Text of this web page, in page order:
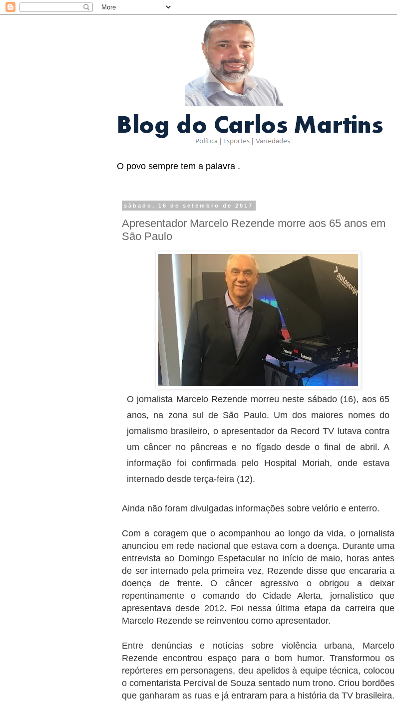
O povo sempre tem a palavra .
sábado, 16 de setembro de 2017
Apresentador Marcelo Rezende morre aos 65 anos em
São Paulo
O jornalista Marcelo Rezende morreu neste sábado (16), aos 65
anos, na zona sul de São Paulo. Um dos maiores nomes do
jornalismo brasileiro, o apresentador da Record TV lutava contra
um câncer no pâncreas e no fígado desde o final de abril. A
informação foi confirmada pelo Hospital Moriah, onde estava
internado desde terça-feira (12).
Ainda não foram divulgadas informações sobre velório e enterro.
Com a coragem que o acompanhou ao longo da vida, o jornalista
anunciou em rede nacional que estava com a doença. Durante uma
entrevista ao Domingo Espetacular no início de maio, horas antes
de ser internado pela primeira vez, Rezende disse que encararia a
doença de frente. O câncer agressivo o obrigou a deixar
repentinamente o comando do Cidade Alerta, jornalístico que
apresentava desde 2012. Foi nessa última etapa da carreira que
Marcelo Rezende se reinventou como apresentador.
Entre denúncias e notícias sobre violência urbana, Marcelo
Rezende encontrou espaço para o bom humor. Transformou os
repórteres em personagens, deu apelidos à equipe técnica, colocou
o comentarista Percival de Souza sentado num trono. Criou bordões
que ganharam as ruas e já entraram para a história da TV brasileira.